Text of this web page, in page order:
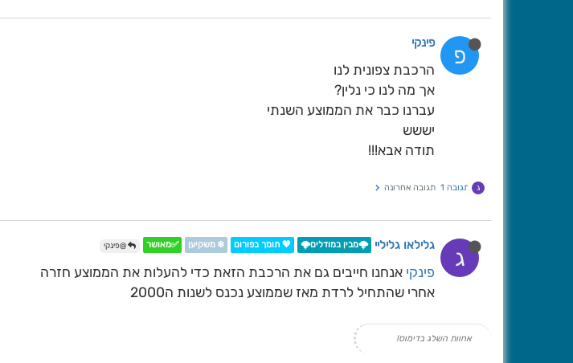
פ פינקי
הרכבת צפונית לנו
אך מה לנו כי נלין?
עברנו כבר את הממוצע השנתי
יששש
תודה אבא!!!
ג תגובה 1 תגובה אחרונה
ג גלילאו גליליי 🌩️מבין במודלים🌩️ 💖 תומך בפורום ❄️ משקיען ✅מאושר @פינקי
פינקי אנחנו חייבים גם את הרכבת הזאת כדי להעלות את הממוצע חזרה
אחרי שהתחיל לרדת מאז שממוצע נכנס לשנות ה2000
אחוות השלג בדימוס!